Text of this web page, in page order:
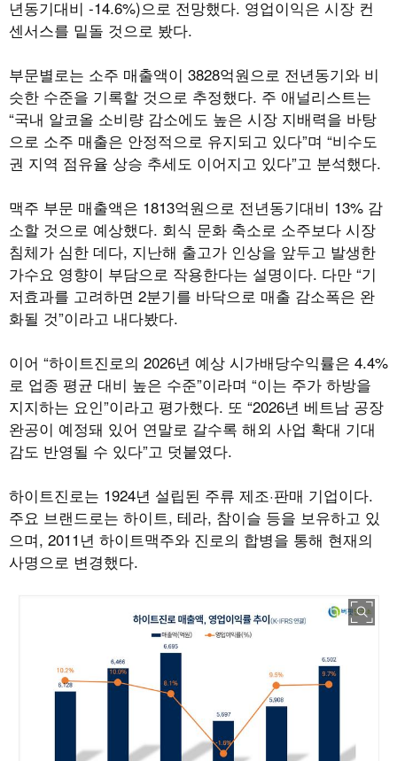
년동기대비 -14.6%)으로 전망했다. 영업이익은 시장 컨
센서스를 밑돌 것으로 봤다.
부문별로는 소주 매출액이 3828억원으로 전년동기와 비
슷한 수준을 기록할 것으로 추정했다. 주 애널리스트는
“국내 알코올 소비량 감소에도 높은 시장 지배력을 바탕
으로 소주 매출은 안정적으로 유지되고 있다”며 “비수도
권 지역 점유율 상승 추세도 이어지고 있다”고 분석했다.
맥주 부문 매출액은 1813억원으로 전년동기대비 13% 감
소할 것으로 예상했다. 회식 문화 축소로 소주보다 시장
침체가 심한 데다, 지난해 출고가 인상을 앞두고 발생한
가수요 영향이 부담으로 작용한다는 설명이다. 다만 “기
저효과를 고려하면 2분기를 바닥으로 매출 감소폭은 완
화될 것”이라고 내다봤다.
이어 “하이트진로의 2026년 예상 시가배당수익률은 4.4%
로 업종 평균 대비 높은 수준”이라며 “이는 주가 하방을
지지하는 요인”이라고 평가했다. 또 “2026년 베트남 공장
완공이 예정돼 있어 연말로 갈수록 해외 사업 확대 기대
감도 반영될 수 있다”고 덧붙였다.
하이트진로는 1924년 설립된 주류 제조·판매 기업이다.
주요 브랜드로는 하이트, 테라, 참이슬 등을 보유하고 있
으며, 2011년 하이트맥주와 진로의 합병을 통해 현재의
사명으로 변경했다.